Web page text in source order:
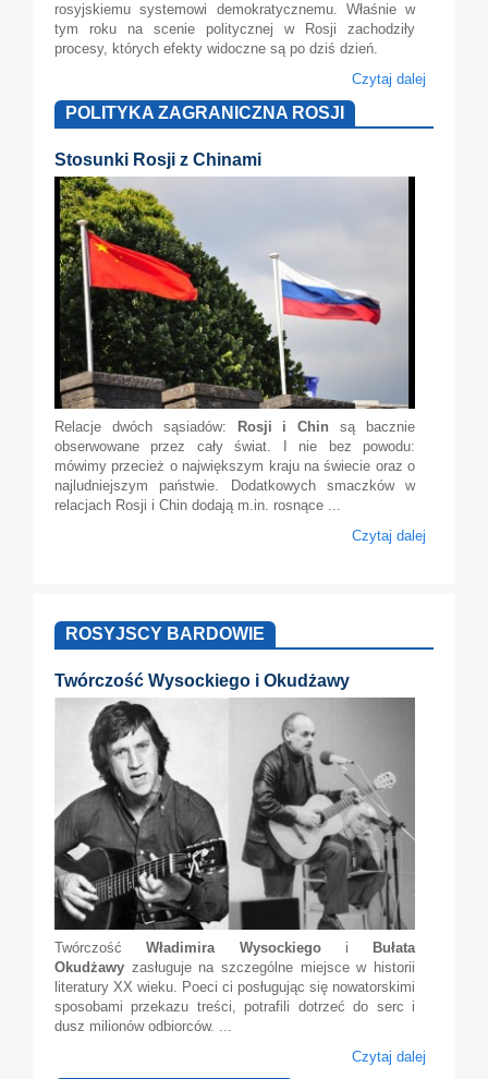
rosyjskiemu systemowi demokratycznemu. Właśnie w
tym roku na scenie politycznej w Rosji zachodziły
procesy, których efekty widoczne są po dziś dzień.
Czytaj dalej
POLITYKA ZAGRANICZNA ROSJI
Stosunki Rosji z Chinami
Relacje dwóch sąsiadów: Rosji i Chin są bacznie
obserwowane przez cały świat. I nie bez powodu:
mówimy przecież o największym kraju na świecie oraz o
najludniejszym państwie. Dodatkowych smaczków w
relacjach Rosji i Chin dodają m.in. rosnące ...
Czytaj dalej
ROSYJSCY BARDOWIE
Twórczość Wysockiego i Okudżawy
TwórczośćWładimira Wysockiegoi
Bułata
Okudżawy zasługuje na szczególne miejsce w historii
literatury XX wieku. Poeci ci posługując się nowatorskimi
sposobami przekazu treści, potrafili dotrzeć do serc i
dusz milionów odbiorców. ...
Czytaj dalej